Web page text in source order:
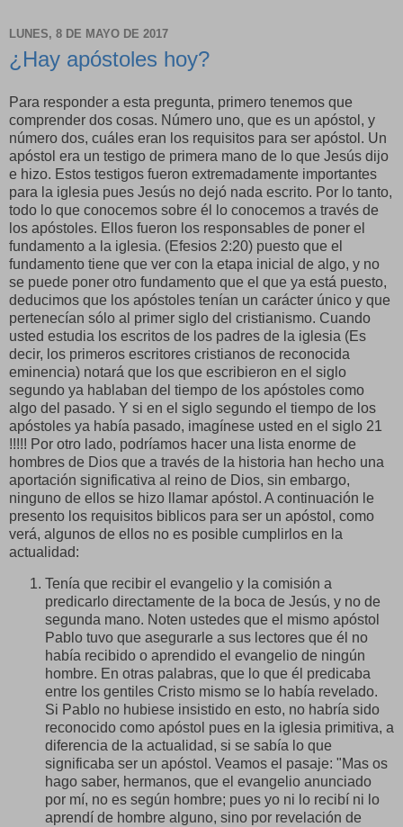
LUNES, 8 DE MAYO DE 2017
¿Hay apóstoles hoy​?
Para responder a esta pregunta, primero tenemos que
comprender dos cosas. Número uno, que es un apóstol, y
número dos, cuáles eran los requisitos para ser apóstol. Un
apóstol era un testigo de primera mano de lo que Jesús dijo
e hizo. Estos testigos fueron extremadamente importantes
para la iglesia pues Jesús no dejó nada escrito. Por lo tanto,
todo lo que conocemos sobre él lo conocemos a través de
los apóstoles. Ellos fueron los responsables de poner el
fundamento a la iglesia. (Efesios 2:20) puesto que el
fundamento tiene que ver con la etapa inicial de algo, y no
se puede poner otro fundamento que el que ya está puesto,
deducimos que los apóstoles tenían un carácter único y que
pertenecían sólo al primer siglo del cristianismo. Cuando
usted estudia los escritos de los padres de la iglesia (Es
decir, los primeros escritores cristianos de reconocida
eminencia) notará que los que escribieron en el siglo
segundo ya hablaban del tiempo de los apóstoles como
algo del pasado. Y si en el siglo segundo el tiempo de los
apóstoles ya había pasado, imagínese usted en el siglo 21
!!!!! Por otro lado, podríamos hacer una lista enorme de
hombres de Dios que a través de la historia han hecho una
aportación significativa al reino de Dios, sin embargo,
ninguno de ellos se hizo llamar apóstol. A continuación le
presento los requisitos biblicos para ser un apóstol, como
verá, algunos de ellos no es posible cumplirlos en la
actualidad:
Tenía que recibir el evangelio y la comisión a
predicarlo directamente de la boca de Jesús, y no de
segunda mano. Noten ustedes que el mismo apóstol
Pablo tuvo que asegurarle a sus lectores que él no
había recibido o aprendido el evangelio de ningún
hombre. En otras palabras, que lo que él predicaba
entre los gentiles Cristo mismo se lo había revelado.
Si Pablo no hubiese insistido en esto, no habría sido
reconocido como apóstol pues en la iglesia primitiva, a
diferencia de la actualidad, si se sabía lo que
significaba ser un apóstol. Veamos el pasaje: "Mas os
hago saber, hermanos, que el evangelio anunciado
por mí, no es según hombre; pues yo ni lo recibí ni lo
aprendí de hombre alguno, sino por revelación de